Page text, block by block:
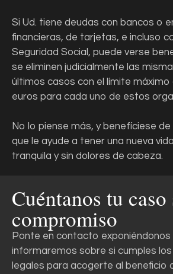
Si Ud. tiene deudas con bancos o
financieras, de tarjetas, e incluso
Seguridad Social, puede verse
se eliminen judicialmente las
últimos casos con el límite máximo
euros para cada uno de estos
No lo piense más, y benefíciese
que le ayude a tener una nueva
tranquila y sin dolores de cabeza.
Cuéntanos tu caso
compromiso
Ponte en contacto
informaremos sobre si cumples
legales para acogerte al beneficio